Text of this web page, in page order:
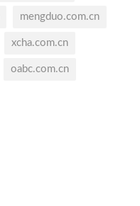
mengduo.com.cn
xcha.com.cn
oabc.com.cn